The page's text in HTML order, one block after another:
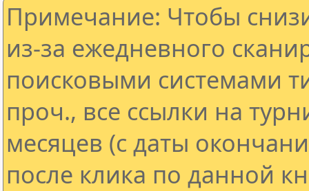
Примечание: Чтобы
из-за ежедневного
поисковыми системами
проч., все ссылки на
месяцев (с даты
после клика по данной